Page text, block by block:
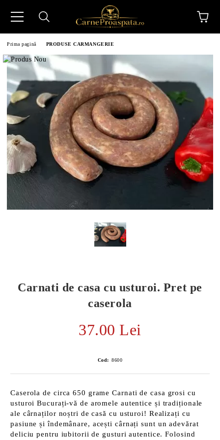
30%
Prima pagină PRODUSE CARMANGERIE
Carnati de casa cu usturoi. Pret pe
caserola
37.00 Lei
Cod: 8600
Caserola de circa 650 grame Carnati de casa grosi cu
usturoi Bucurați-vă de aromele autentice și tradiționale
ale cârnaților noștri de casă cu usturoi! Realizați cu
pasiune și îndemânare, acești cârnați sunt un adevărat
deliciu pentru iubitorii de gusturi autentice. Folosind